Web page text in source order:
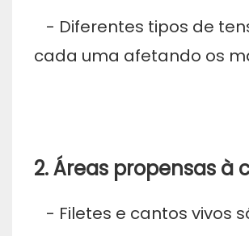
- Diferentes tipos de
cada uma afetando os
2. Áreas propensas
- Filetes e cantos vivos